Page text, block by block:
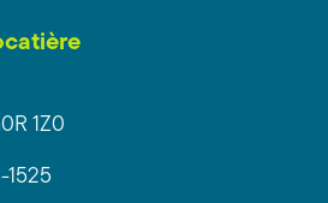
1Z0
1525